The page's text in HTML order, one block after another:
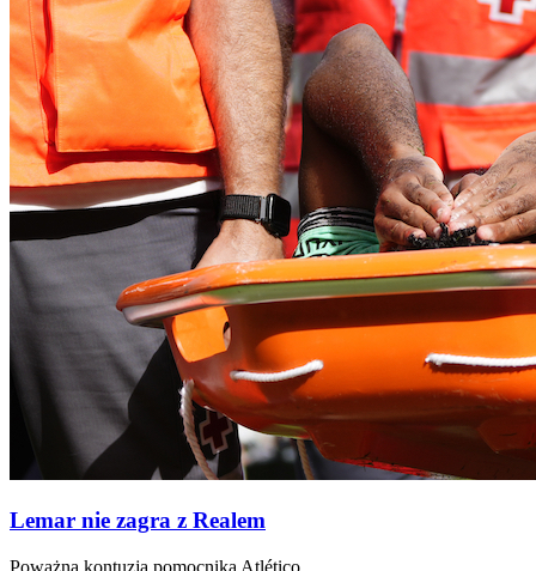
Lemar nie zagra z Realem
Poważna kontuzja pomocnika Atlético